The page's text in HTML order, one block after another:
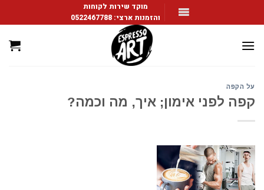
to
מוקד שירות לקוחות
והזמנות ארצי:0522467788
על הקפה
קפה לפני אימון; איך, מה וכמה?